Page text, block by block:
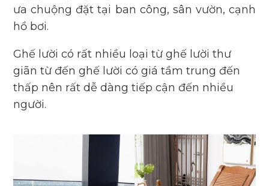
ưa chuộng đặt tại ban công, sân vườn, cạnh
hồ bơi.
Ghế lười có rất nhiều loại từ ghế lười thư
giãn từ đến ghế lười có giá tầm trung đến
thấp nên rất dễ dàng tiếp cận đến nhiều
người.